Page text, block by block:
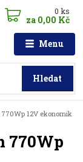
Menu
Hledat
0ks
za 0,00 Kč
12V ekonomik
770Wp